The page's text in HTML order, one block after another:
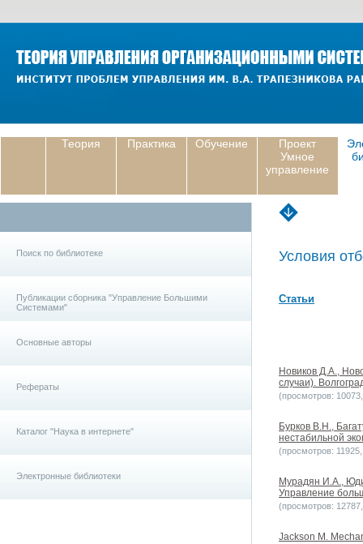
Теория Практика Обучение
Проект
Умное
управление
Поиск по библиотеке
Публикации сборника "Управление Большими
Системами"
Основные авторы
Рефераты
Каталог "Наука в интернете"
Электронные библиотеки
Условия
Статьи
Новиков Д.А.,
случаи).
(просмотров:
Бурков В.Н.,
нестабильной
(просмотров:
Мурадян И.А.,
Управление
(просмотров:
Jackson M.